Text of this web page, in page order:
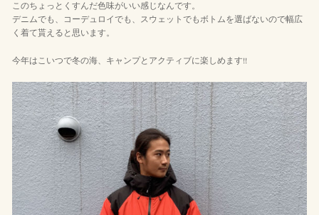
このちょっとくすんだ色味がいい感じなんです。
デニムでも、コーデュロイでも、スウェットでもボトムを選ばないので幅広
く着て貰えると思います。
今年はこいつで冬の海、キャンプとアクティブに楽しめます!!